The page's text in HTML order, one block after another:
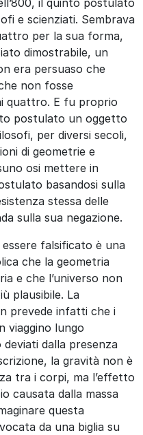
e scienziati. Sembrava
per la sua forma,
dimostrabile, un
era persuaso che
non fosse
quattro. E fu proprio
postulato un oggetto
per diversi secoli,
di geometrie e
osi mettere in
basandosi sulla
stessa delle
sulla sua negazione.
falsificato è una
che la geometria
e che l’universo non
plausibile. La
prevede infatti che i
viaggino lungo
dalla presenza
la gravità non è
tra i corpi, ma l’effetto
causata dalla massa
questa
da una biglia su